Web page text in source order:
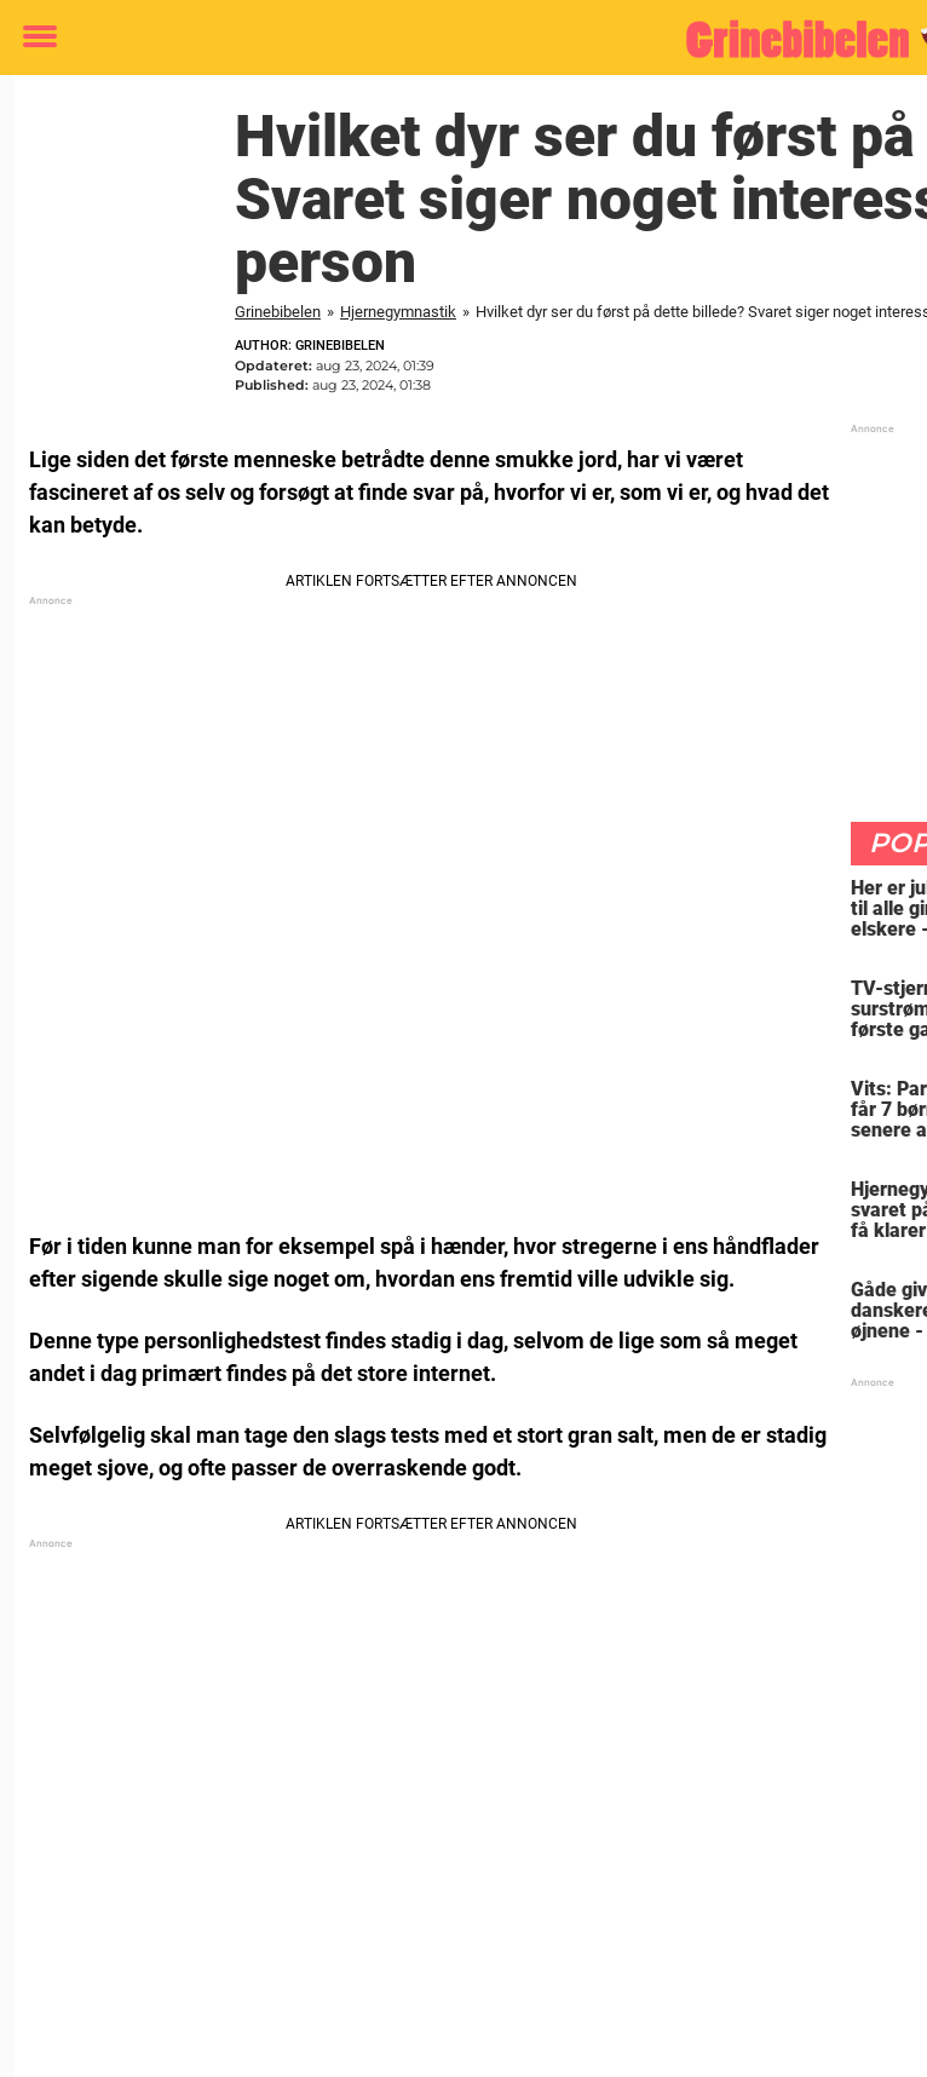
Toggle
Hvilket dyr ser du først
Svaret siger noget
person
Grinebibelen » Hjernegymnastik » Hvilket dyr ser du først på dette billede? Svaret siger noget
AUTHOR: GRINEBIBELEN
Opdateret: aug 23, 2024, 01:39
Published: aug 23, 2024, 01:38
Lige siden det første menneske betrådte denne smukke jord, har vi været
fascineret af os selv og forsøgt at finde svar på, hvorfor vi er, som vi er, og hvad det
kan betyde.
Før i tiden kunne man for eksempel spå i hænder, hvor stregerne i ens håndflader
efter sigende skulle sige noget om, hvordan ens fremtid ville udvikle sig.
Denne type personlighedstest findes stadig i dag, selvom de lige som så meget
andet i dag primært findes på det store internet.
Selvfølgelig skal man tage den slags tests med et stort gran salt, men de er stadig
meget sjove, og ofte passer de overraskende godt.
Her er
til alle
elskere
TV-
første
skrige
Vits:
får 7
senere
svaret
få klarer
Gåde
øjnene